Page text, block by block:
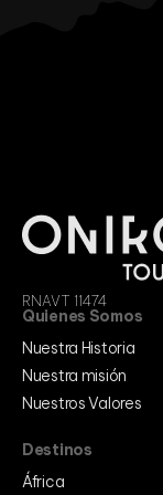
RNAVT 11474
Quienes Somos
Nuestra Historia
Nuestra misión
Nuestros Valores
Destinos
África